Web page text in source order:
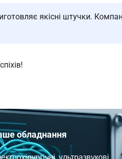
якісні штучки.
обладнання